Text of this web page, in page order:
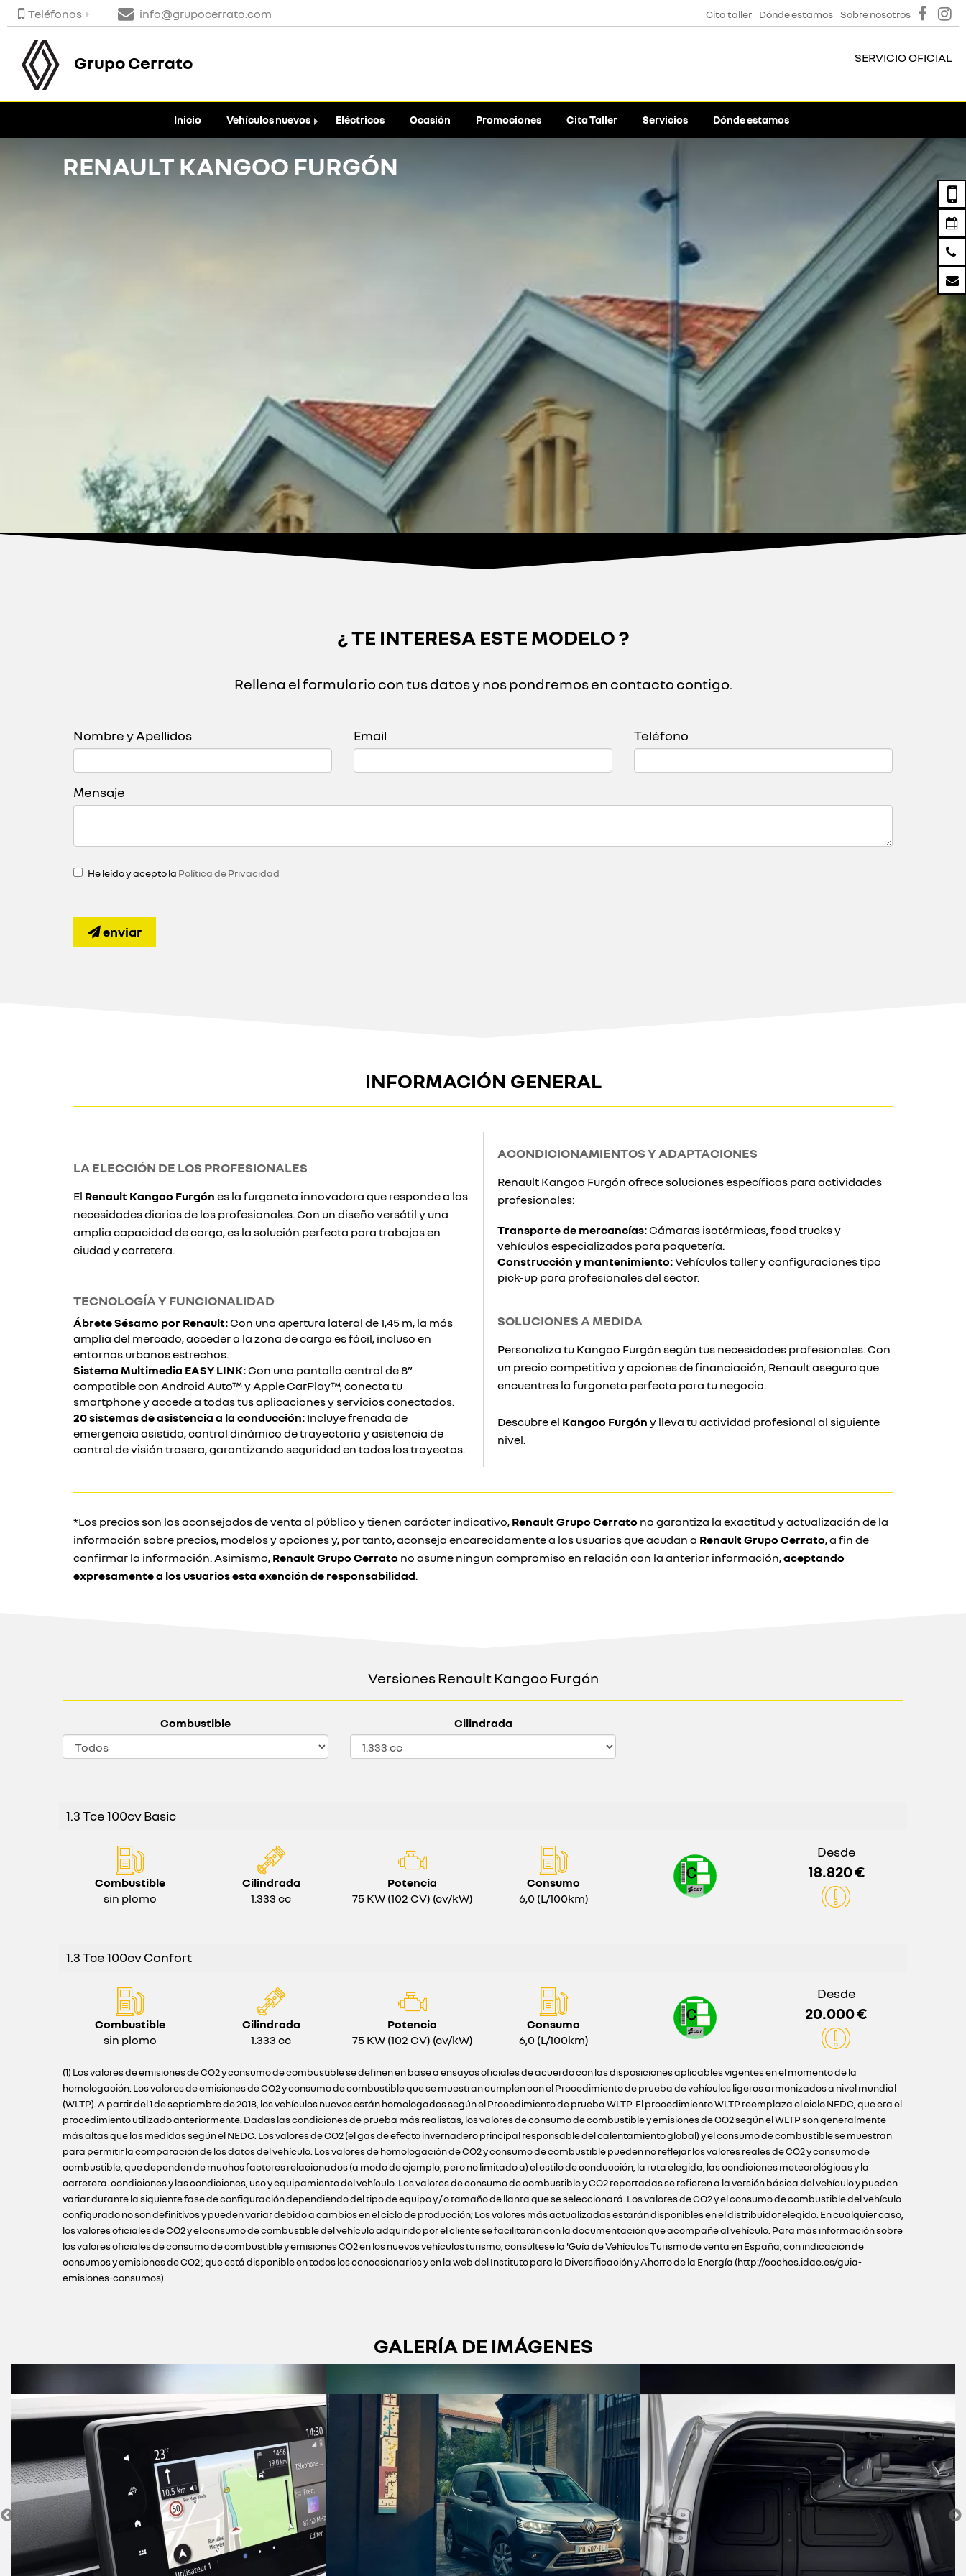
Teléfonos info@grupocerrato.com Cita taller Dónde estamos Sobre nosotros
Grupo Cerrato SERVICIO OFICIAL
Inicio Vehículos nuevos Eléctricos Ocasión Promociones Cita Taller Servicios Dónde estamos
RENAULT KANGOO FURGÓN
¿ TE INTERESA ESTE MODELO ?
Rellena el formulario con tus datos y nos pondremos en contacto contigo.
Nombre y Apellidos Email Teléfono
Mensaje
He leído y acepto la Política de Privacidad
enviar
INFORMACIÓN GENERAL
LA ELECCIÓN DE LOS PROFESIONALES
El Renault Kangoo Furgón es la furgoneta innovadora que responde a las
necesidades diarias de los profesionales. Con un diseño versátil y una
amplia capacidad de carga, es la solución perfecta para trabajos en
ciudad y carretera.
TECNOLOGÍA Y FUNCIONALIDAD
Ábrete Sésamo por Renault:Con una apertura lateral de 1,45 m, la más
amplia del mercado, acceder a la zona de carga es fácil, incluso en
entornos urbanos estrechos.
Sistema Multimedia EASY LINK:Con una pantalla central de 8”
compatible con Android Auto™ y Apple CarPlay™, conecta tu
smartphone y accede a todas tus aplicaciones y servicios conectados.
20 sistemas de asistencia a la conducción: Incluye frenada de
emergencia asistida, control dinámico de trayectoria y asistencia de
control de visión trasera, garantizando seguridad en todos los trayectos.
ACONDICIONAMIENTOS Y ADAPTACIONES
Renault Kangoo Furgón ofrece soluciones específicas para actividades
profesionales:
Transporte de mercancías:Cámaras isotérmicas, food trucks y
vehículos especializados para paquetería.
Construcción y mantenimiento:Vehículos taller y configuraciones tipo
pick-up para profesionales del sector.
SOLUCIONES A MEDIDA
Personaliza tu Kangoo Furgón según tus necesidades profesionales. Con
un precio competitivo y opciones de financiación, Renault asegura que
encuentres la furgoneta perfecta para tu negocio.
Descubre el Kangoo Furgón y lleva tu actividad profesional al siguiente
nivel.
*Los precios son los aconsejados de venta al público y tienen carácter indicativo, Renault Grupo Cerrato no garantiza la exactitud y actualización de la
información sobre precios, modelos y opciones y, por tanto, aconseja encarecidamente a los usuarios que acudan a Renault Grupo Cerrato, a fin de
confirmar la información. Asimismo, Renault Grupo Cerrato no asume ningun compromiso en relación con la anterior información,aceptando
expresamente a los usuarios esta exención de responsabilidad.
Versiones Renault Kangoo Furgón
Combustible Cilindrada
1.3 Tce 100cv Basic
Combustible
sin plomo
Cilindrada
1.333 cc
Potencia
75 KW (102 CV) (cv/kW)
Consumo
6,0 (L/100km)
Desde
18.820 €
1.3 Tce 100cv Confort
Combustible
sin plomo
Cilindrada
1.333 cc
Potencia
75 KW (102 CV) (cv/kW)
Consumo
6,0 (L/100km)
Desde
20.000 €
(1) Los valores de emisiones de CO2 y consumo de combustible se definen en base a ensayos oficiales de acuerdo con las disposiciones aplicables vigentes en el momento de la
homologación. Los valores de emisiones de CO2 y consumo de combustible que se muestran cumplen con el Procedimiento de prueba de vehículos ligeros armonizados a nivel mundial
(WLTP). A partir del 1 de septiembre de 2018, los vehículos nuevos están homologados según el Procedimiento de prueba WLTP. El procedimiento WLTP reemplaza el ciclo NEDC, que era el
procedimiento utilizado anteriormente. Dadas las condiciones de prueba más realistas, los valores de consumo de combustible y emisiones de CO2 según el WLTP son generalmente
más altas que las medidas según el NEDC. Los valores de CO2 (el gas de efecto invernadero principal responsable del calentamiento global) y el consumo de combustible se muestran
para permitir la comparación de los datos del vehículo. Los valores de homologación de CO2 y consumo de combustible pueden no reflejar los valores reales de CO2 y consumo de
combustible, que dependen de muchos factores relacionados (a modo de ejemplo, pero no limitado a) el estilo de conducción, la ruta elegida, las condiciones meteorológicas y la
carretera. condiciones y las condiciones, uso y equipamiento del vehículo. Los valores de consumo de combustible y CO2 reportadas se refieren a la versión básica del vehículo y pueden
variar durante la siguiente fase de configuración dependiendo del tipo de equipo y / o tamaño de llanta que se seleccionará. Los valores de CO2 y el consumo de combustible del vehículo
configurado no son definitivos y pueden variar debido a cambios en el ciclo de producción; Los valores más actualizadas estarán disponibles en el distribuidor elegido. En cualquier caso,
los valores oficiales de CO2 y el consumo de combustible del vehículo adquirido por el cliente se facilitarán con la documentación que acompañe al vehículo. Para más información sobre
los valores oficiales de consumo de combustible y emisiones CO2 en los nuevos vehículos turismo, consúltese la 'Guía de Vehículos Turismo de venta en España, con indicación de
consumos y emisiones de CO2', que está disponible en todos los concesionarios y en la web del Instituto para la Diversificación y Ahorro de la Energía (http://coches.idae.es/guia-
emisiones-consumos).
GALERÍA DE IMÁGENES